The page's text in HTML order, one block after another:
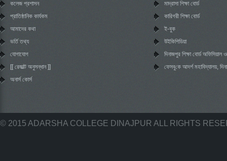
কলেজ প্রশাসন
প্রাতিষ্ঠানিক কার্যকম
আমাদের কথা
ভর্তি তথ্য
যোগাযোগ
[[ রেজাল্ট অনুসন্ধান ]]
অনার্স কোর্স
মাদ্রাসা শিক্ষা বোর্ড
কারিগরী শিক্ষা বোর্ড
ই-বুক
উইকিপিডিয়া
দিনাজপুর শিক্ষা বোর্ড অফিসিয়াল
‌ফেসবু‌কে আদর্শ মহা‌বিদ্যালয়,
© 2015 ADARSHA COLLEGE DINAJPUR ALL RIGHTS